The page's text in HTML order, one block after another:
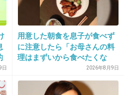
用意した朝食を息子が食べず
に注意したら「お母さんの料
理はまずいから食べたくな
い」と…「まずいなら食べな
くていい。今後は自分で食事
を用意しなさい。お金は渡
2026年8月9日